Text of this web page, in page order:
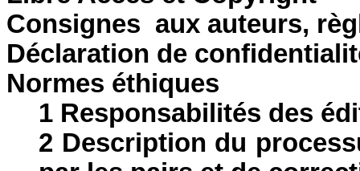
Consignes aux auteurs,
Déclaration de
Normes éthiques
1 Responsabilités des
2 Description du